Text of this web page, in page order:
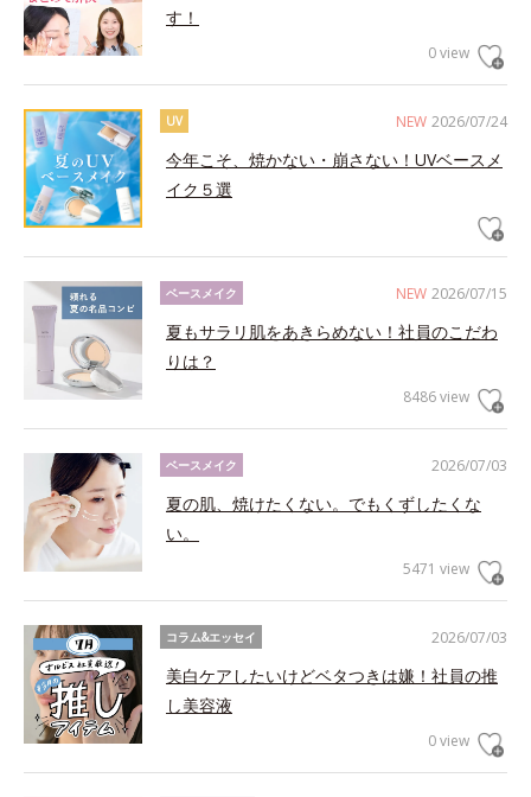
す！
0 view
NEW 2026/07/24
UV
今年こそ、焼かない・崩さない！UVベースメ
イク５選
NEW 2026/07/15
ベースメイク
夏もサラリ肌をあきらめない！社員のこだわ
りは？
8486 view
2026/07/03
ベースメイク
夏の肌、焼けたくない。でもくずしたくな
い。
5471 view
2026/07/03
コラム&エッセイ
美白ケアしたいけどベタつきは嫌！社員の推
し美容液
0 view